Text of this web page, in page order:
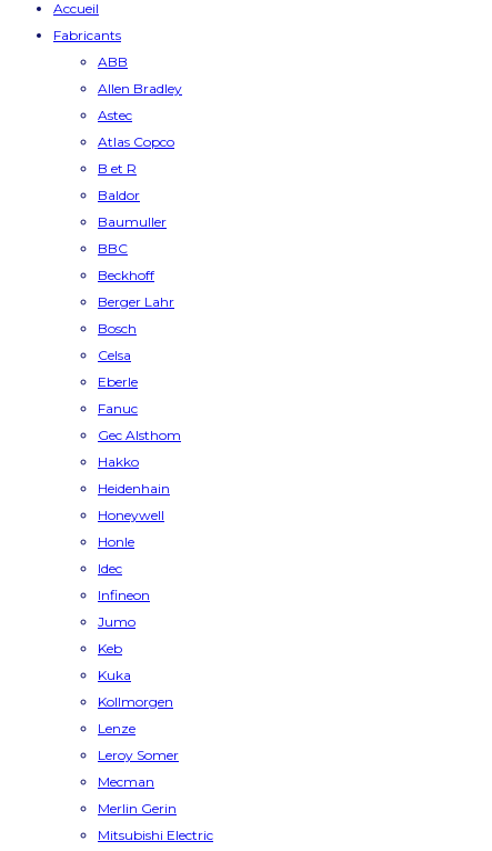
Accueil
Fabricants
ABB
Allen Bradley
Astec
Atlas Copco
B et R
Baldor
Baumuller
BBC
Beckhoff
Berger Lahr
Bosch
Celsa
Eberle
Fanuc
Gec Alsthom
Hakko
Heidenhain
Honeywell
Honle
Idec
Infineon
Jumo
Keb
Kuka
Kollmorgen
Lenze
Leroy Somer
Mecman
Merlin Gerin
Mitsubishi Electric